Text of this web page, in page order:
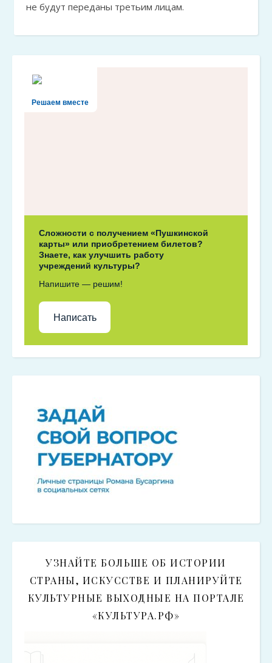
не будут переданы третьим лицам.
Решаем вместе
Сложности с получением «Пушкинской
карты» или приобретением билетов?
Знаете, как улучшить работу
учреждений культуры?
Напишите — решим!
Написать
УЗНАЙТЕ БОЛЬШЕ ОБ ИСТОРИИ
СТРАНЫ, ИСКУССТВЕ И ПЛАНИРУЙТЕ
КУЛЬТУРНЫЕ ВЫХОДНЫЕ НА ПОРТАЛЕ
«КУЛЬТУРА.РФ»